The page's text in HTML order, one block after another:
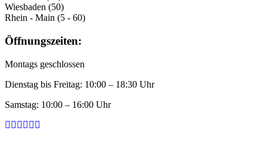
Wiesbaden (50)
Rhein - Main (5 - 60)
Öffnungszeiten:
Montags geschlossen
Dienstag bis Freitag: 10:00 – 18:30 Uhr
Samstag: 10:00 – 16:00 Uhr